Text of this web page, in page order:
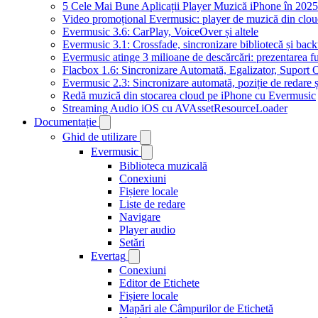
5 Cele Mai Bune Aplicații Player Muzică iPhone în 2025
Video promoțional Evermusic: player de muzică din
Evermusic 3.6: CarPlay, VoiceOver și altele
Evermusic 3.1: Crossfade, sincronizare bibliotecă și
Evermusic atinge 3 milioane de descărcări: prezentarea
Flacbox 1.6: Sincronizare Automată, Egalizator, Suport
Evermusic 2.3: Sincronizare automată, poziție de redare
Redă muzică din stocarea cloud pe iPhone cu Evermusic
Streaming Audio iOS cu AVAssetResourceLoader
Documentație
Ghid de utilizare
Evermusic
Biblioteca muzicală
Conexiuni
Fișiere locale
Liste de redare
Navigare
Player audio
Setări
Evertag
Conexiuni
Editor de Etichete
Fișiere locale
Mapări ale Câmpurilor de Etichetă